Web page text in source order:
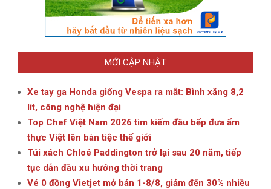
MỚI CẬP NHẬT
Xe tay ga Honda giống Vespa ra mắt: Bình xăng 8,2
lít, công nghệ hiện đại
Top Chef Việt Nam 2026 tìm kiếm đầu bếp đưa ẩm
thực Việt lên bàn tiệc thế giới
Túi xách Chloé Paddington trở lại sau 20 năm, tiếp
tục dẫn đầu xu hướng thời trang
Vé 0 đồng Vietjet mở bán 1-8/8, giảm đến 30% nhiều